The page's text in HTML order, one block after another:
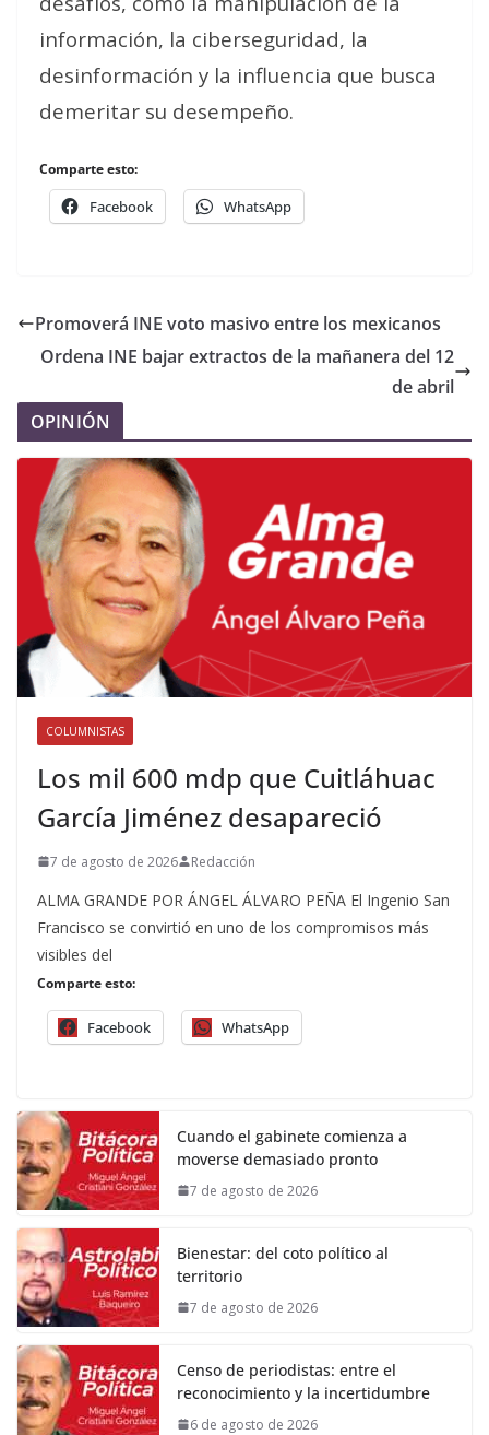
información, la ciberseguridad, la
desinformación y la influencia que busca
demeritar su desempeño.
Comparte esto:
Facebook WhatsApp
Promoverá INE voto masivo entre los mexicanos
Ordena INE bajar extractos de la mañanera del 12
de abril
OPINIÓN
COLUMNISTAS
Los mil 600 mdp que Cuitláhuac
García Jiménez desapareció
7 de agosto de 2026 Redacción
ALMA GRANDE POR ÁNGEL ÁLVARO PEÑA El Ingenio San
Francisco se convirtió en uno de los compromisos más
visibles del
Comparte esto:
Facebook WhatsApp
Cuando el gabinete comienza a
moverse demasiado pronto
7 de agosto de 2026
Bienestar: del coto político al
territorio
7 de agosto de 2026
Censo de periodistas: entre el
reconocimiento y la incertidumbre
6 de agosto de 2026